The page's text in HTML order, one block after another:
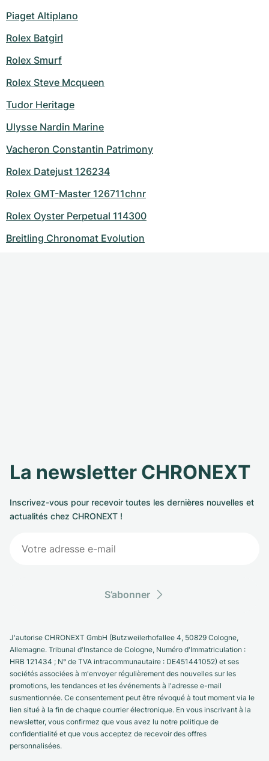
Piaget Altiplano
Rolex Batgirl
Rolex Smurf
Rolex Steve Mcqueen
Tudor Heritage
Ulysse Nardin Marine
Vacheron Constantin Patrimony
Rolex Datejust 126234
Rolex GMT-Master 126711chnr
Rolex Oyster Perpetual 114300
Breitling Chronomat Evolution
La newsletter CHRONEXT
Inscrivez-vous pour recevoir toutes les dernières nouvelles et
actualités chez CHRONEXT !
S’abonner
J'autorise CHRONEXT GmbH (Butzweilerhofallee 4, 50829 Cologne,
Allemagne. Tribunal d'Instance de Cologne, Numéro d'Immatriculation :
HRB 121434 ; N° de TVA intracommunautaire : DE451441052) et ses
sociétés associées à m'envoyer régulièrement des nouvelles sur les
promotions, les tendances et les événements à l'adresse e-mail
susmentionnée. Ce consentement peut être révoqué à tout moment via le
lien situé à la fin de chaque courrier électronique. En vous inscrivant à la
newsletter, vous confirmez que vous avez lu notre politique de
confidentialité et que vous acceptez de recevoir des offres
personnalisées.